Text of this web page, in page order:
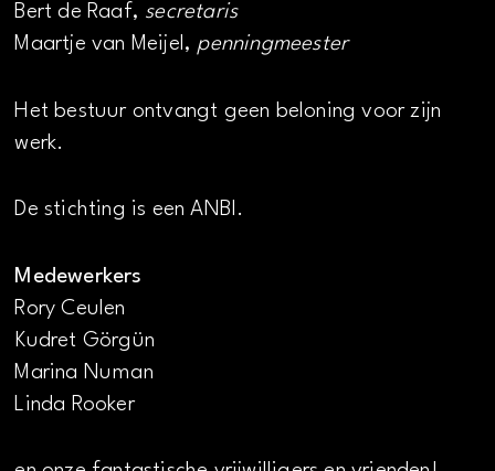
Bert de Raaf, secretaris
Maartje van Meijel, penningmeester
Het bestuur ontvangt geen beloning voor zijn
werk.
De stichting is een ANBI.
Medewerkers
Rory Ceulen
Kudret Görgün
Marina Numan
Linda Rooker